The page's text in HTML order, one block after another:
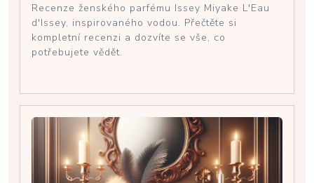
Recenze ženského parfému Issey Miyake L'Eau
d'Issey, inspirovaného vodou. Přečtěte si
kompletní recenzi a dozvíte se vše, co
potřebujete vědět.